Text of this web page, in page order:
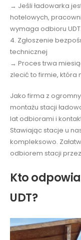
→ Jeśli ładowarka
hotelowych,
wymaga odbioru UDT.
4. Zgłoszenie
technicznej
→ Proces trwa
zlecić to firmie, która
Jako firma z
montażu stacji
lat odbiorami i
Stawiając stacje u
kompleksowo.
odbiorem stacji
Kto
UDT?